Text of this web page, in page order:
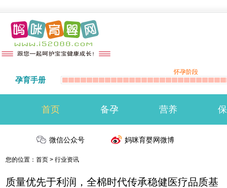
孕育手册
怀孕阶段
首页 备孕 营养
微信公众号 妈咪育婴网微博
准备怀孕 备孕注意事项 生男生女
您的位置：首页 >行业资讯
质量优先于利润，全棉时代传承稳健医疗品质基